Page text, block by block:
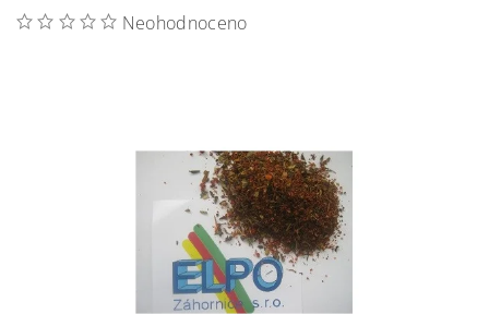
Neohodnoceno